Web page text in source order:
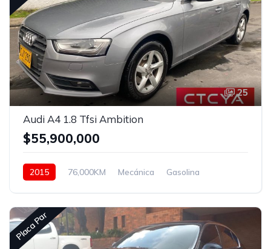
25
Audi A4 1.8 Tfsi Ambition
$55,900,000
2015 76,000KM Mecánica
Gasolina
Placa Par